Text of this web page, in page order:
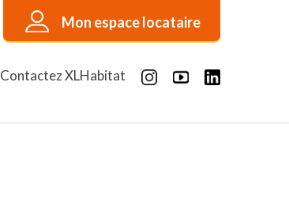
Mon espace locataire
Contactez XLHabitat